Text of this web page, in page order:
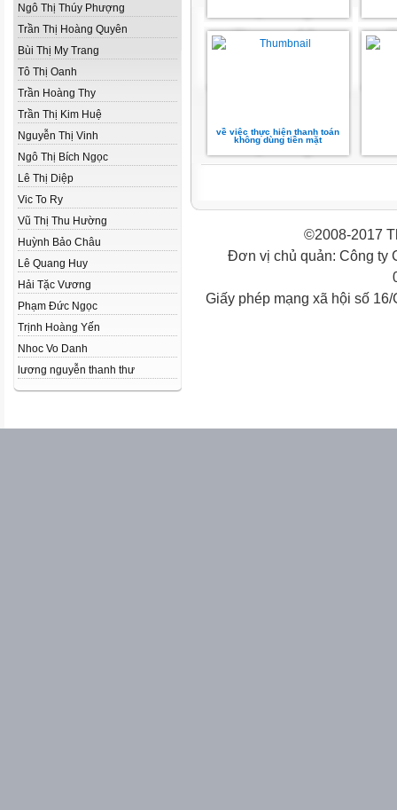
Ngô Thị Thúy Phượng
Trần Thị Hoàng Quyên
Bùi Thị My Trang
Tô Thị Oanh
Trần Hoàng Thy
Trần Thị Kim Huệ
Nguyễn Thị Vinh
Ngô Thị Bích Ngọc
Lê Thị Diệp
Vic To Ry
Vũ Thị Thu Hường
Huỳnh Bảo Châu
Lê Quang Huy
Hải Tặc Vương
Phạm Đức Ngọc
Trịnh Hoàng Yến
Nhoc Vo Danh
lương nguyễn thanh thư
về việc thực hiện thanh toán
không dùng tiền mặt
©2008-2017
Đơn vị chủ quản: Công ty
Giấy phép mạng xã hội số